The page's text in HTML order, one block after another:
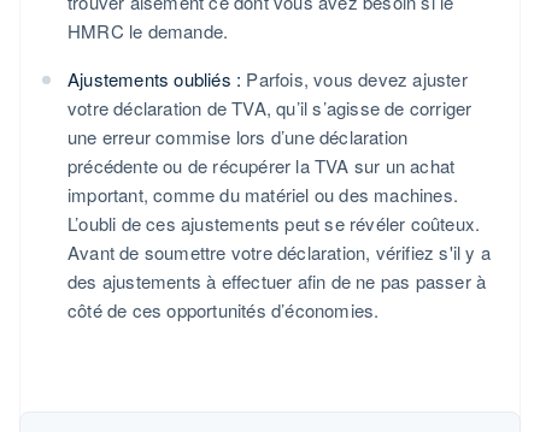
HMRC le demande.
Ajustements oubliés : Parfois, vous devez ajuster
votre déclaration de TVA, qu’il s’agisse de corriger
une erreur commise lors d’une déclaration
précédente ou de récupérer la TVA sur un achat
important, comme du matériel ou des machines.
L’oubli de ces ajustements peut se révéler coûteux.
Avant de soumettre votre déclaration, vérifiez s'il y a
des ajustements à effectuer afin de ne pas passer à
côté de ces opportunités d’économies.